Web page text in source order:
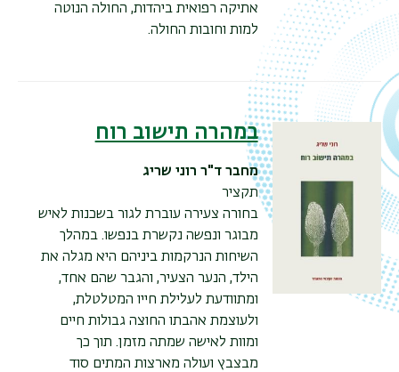
אתיקה רפואית ביהדות, החולה הנוטה
למות וחובות החולה.
במהרה תישוב רוח
מחברד"ר רוני שריג
תקציר
בחורה צעירה עוברת לגור בשכנות לאיש
מבוגר ונפשה נקשרת בנפשו. במהלך
השיחות הנרקמות ביניהם היא מגלה את
הילד, הנער הצעיר, והגבר שהם אחד,
ומתוודעת לעלילת חייו המטלטלת,
ולעוצמת אהבתו החוצה גבולות חיים
ומוות לאישה שמתה מזמן. תוך כך
מבצבץ ועולה מארצות המתים סוד